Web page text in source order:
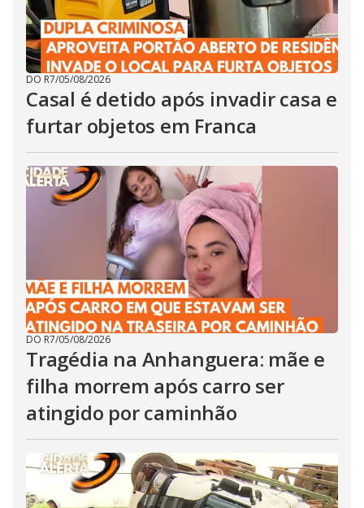
DO R7/05/08/2026
Casal é detido após invadir casa e
furtar objetos em Franca
DO R7/05/08/2026
Tragédia na Anhanguera: mãe e
filha morrem após carro ser
atingido por caminhão